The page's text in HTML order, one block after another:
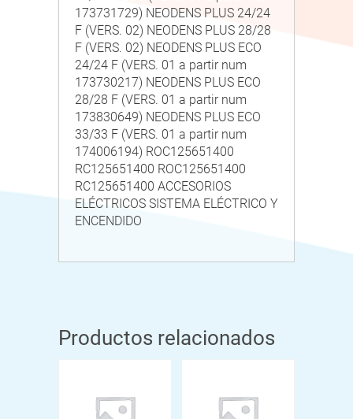
173731729) NEODENS PLUS 24/24
F (VERS. 02) NEODENS PLUS 28/28
F (VERS. 02) NEODENS PLUS ECO
24/24 F (VERS. 01 a partir num
173730217) NEODENS PLUS ECO
28/28 F (VERS. 01 a partir num
173830649) NEODENS PLUS ECO
33/33 F (VERS. 01 a partir num
174006194) ROC125651400
RC125651400 ROC125651400
RC125651400 ACCESORIOS
ELÉCTRICOS SISTEMA ELÉCTRICO Y
ENCENDIDO
Productos relacionados